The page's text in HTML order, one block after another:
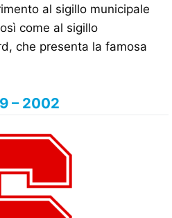
al sigillo municipale
come al sigillo
che presenta la famosa
– 2002